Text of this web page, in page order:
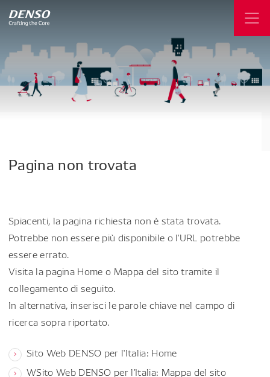
Pagina non trovata
Spiacenti, la pagina richiesta non è stata trovata.
Potrebbe non essere più disponibile o l'URL potrebbe
essere errato.
Visita la pagina Home o Mappa del sito tramite il
collegamento di seguito.
In alternativa, inserisci le parole chiave nel campo di
ricerca sopra riportato.
Sito Web DENSO per l'Italia: Home
WSito Web DENSO per l'Italia: Mappa del sito